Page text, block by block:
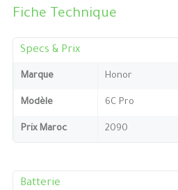
Fiche Technique
Specs & Prix
Marque Honor
Modèle 6C Pro
Prix Maroc 2090
Batterie